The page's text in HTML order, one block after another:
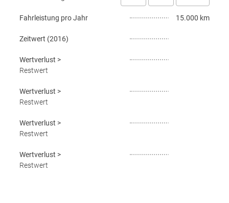
Fahrleistung pro Jahr 15.000 km
Zeitwert (2016)
Wertverlust >
Restwert
Wertverlust >
Restwert
Wertverlust >
Restwert
Wertverlust >
Restwert